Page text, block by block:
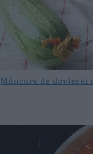
Mâncare de